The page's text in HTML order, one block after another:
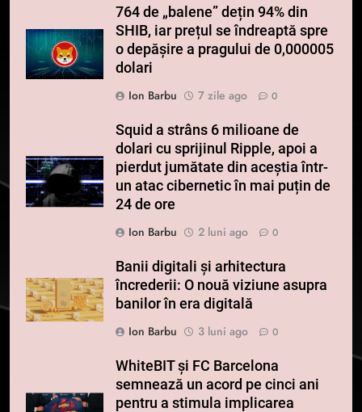
764 de „balene” dețin 94% din
SHIB, iar prețul se îndreaptă spre
o depășire a pragului de 0,000005
dolari
Ion Barbu
7 zile ago 0
Squid a strâns 6 milioane de
dolari cu sprijinul Ripple, apoi a
pierdut jumătate din aceștia într-
un atac cibernetic în mai puțin de
24 de ore
Ion Barbu
2 luni ago 0
Banii digitali și arhitectura
încrederii: O nouă viziune asupra
banilor în era digitală
Ion Barbu
3 luni ago 0
WhiteBIT și FC Barcelona
semnează un acord pe cinci ani
pentru a stimula implicarea